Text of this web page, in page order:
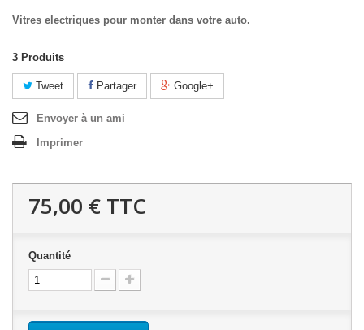
Vitres electriques pour monter dans votre auto.
3 Produits
Tweet Partager Google+
Envoyer à un ami
Imprimer
75,00 € TTC
Quantité